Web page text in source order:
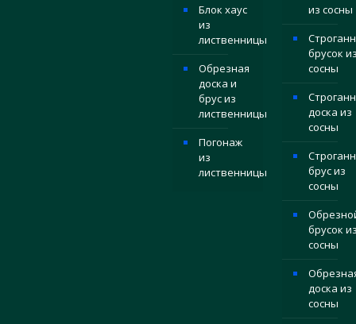
Блок хаус
из
лиственницы
Обрезная
доска и
брус из
лиственницы
Погонаж
из
лиственницы
из сосны
брусок
сосны
доска из
сосны
брус из
сосны
брусок
сосны
доска из
сосны